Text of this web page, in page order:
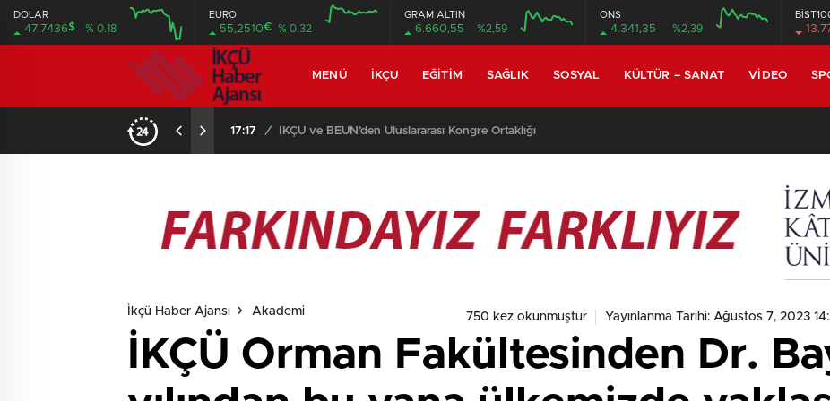
DOLAR
47,7436$ % 0.18
EURO
55,2510€ % 0.32
GRAM ALTIN
6.660,55 %2,59
ONS
4.341,35 %2,39
MENÜ İKÇU EĞITIM SAĞLIK SOSYAL KÜLTÜR – SANAT VIDEO
17:17 / İKÇÜ ve BEUN’den Uluslararası Kongre Ortaklığı
İkçü Haber Ajansı Akademi 750 kez okunmuştur Yayınlanma Tarihi: Ağustos 7, 2023
İKÇÜ Orman Fakültesinden Dr.